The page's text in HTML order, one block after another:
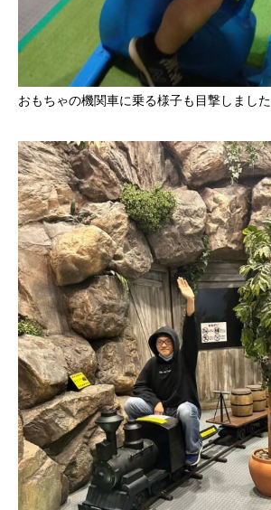
おもちゃの機関車に乗る様子も目撃しました